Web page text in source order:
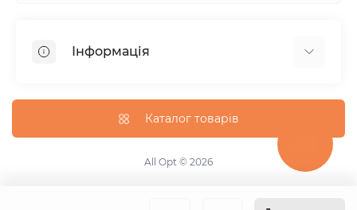
Інформація
Оплата та доставка
Повернення та обмін
Політика конфіденційності
Каталог товарів
All Opt © 2026